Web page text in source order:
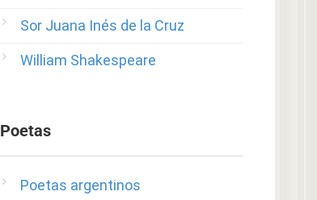
Sor Juana Inés de la Cruz
William Shakespeare
Poetas
Poetas argentinos